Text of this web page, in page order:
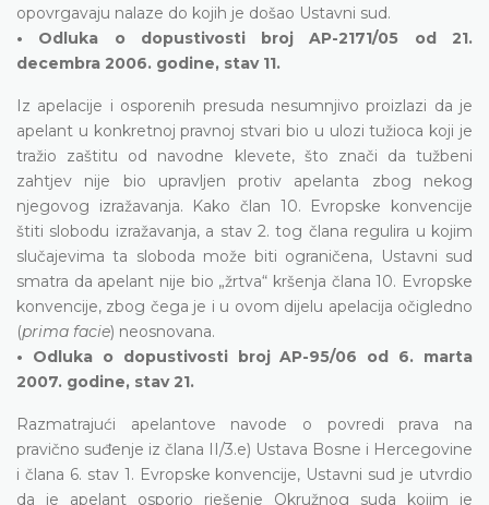
opovrgavaju nalaze do kojih je došao Ustavni sud.
• Odluka o dopustivosti broj AP-2171/05 od 21.
decembra 2006. godine, stav 11.
Iz apelacije i osporenih presuda nesumnjivo proizlazi da je
apelant u konkretnoj pravnoj stvari bio u ulozi tužioca koji je
tražio zaštitu od navodne klevete, što znači da tužbeni
zahtjev nije bio upravljen protiv apelanta zbog nekog
njegovog izražavanja. Kako član 10. Evropske konvencije
štiti slobodu izražavanja, a stav 2. tog člana regulira u kojim
slučajevima ta sloboda može biti ograničena, Ustavni sud
smatra da apelant nije bio „žrtva“ kršenja člana 10. Evropske
konvencije, zbog čega je i u ovom dijelu apelacija očigledno
(prima facie) neosnovana.
• Odluka o dopustivosti broj AP-95/06 od 6. marta
2007. godine, stav 21.
Razmatrajući apelantove navode o povredi prava na
pravično suđenje iz člana II/3.e) Ustava Bosne i Hercegovine
i člana 6. stav 1. Evropske konvencije, Ustavni sud je utvrdio
da je apelant osporio rješenje Okružnog suda kojim je